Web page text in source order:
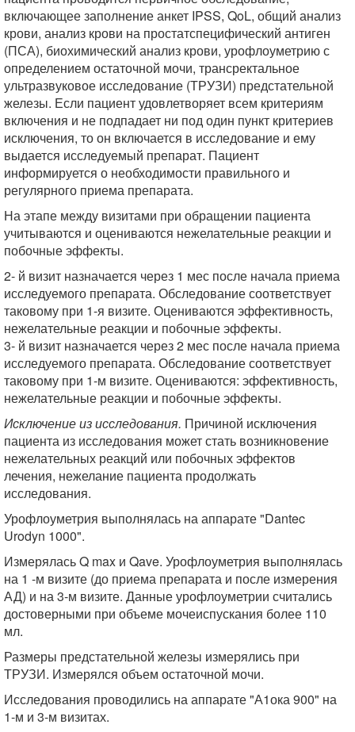
включающее заполнение анкет IPSS, QoL, общий анализ
крови, анализ крови на простатспецифический антиген
(ПСА), биохимический анализ крови, урофлоуметрию с
определением остаточной мочи, трансректальное
ультразвуковое исследование (ТРУЗИ) предстательной
железы. Если пациент удовлетворяет всем критериям
включения и не подпадает ни под один пункт критериев
исключения, то он включается в исследование и ему
выдается исследуемый препарат. Пациент
информируется о необходимости правильного и
регулярного приема препарата.
На этапе между визитами при обращении пациента
учитываются и оцениваются нежелательные реакции и
побочные эффекты.
2- й визит назначается через 1 мес после начала приема
исследуемого препарата. Обследование соответствует
таковому при 1-я визите. Оцениваются эффективность,
нежелательные реакции и побочные эффекты.
3- й визит назначается через 2 мес после начала приема
исследуемого препарата. Обследование соответствует
таковому при 1-м визите. Оцениваются: эффективность,
нежелательные реакции и побочные эффекты.
Исключение из исследования. Причиной исключения
пациента из исследования может стать возникновение
нежелательных реакций или побочных эффектов
лечения, нежелание пациента продолжать
исследования.
Урофлоуметрия выполнялась на аппарате "Dantec
Urodyn 1000".
Измерялась Q max и Qave. Урофлоуметрия выполнялась
на 1 -м визите (до приема препарата и после измерения
АД) и на 3-м визите. Данные урофлоуметрии считались
достоверными при объеме мочеиспускания более 110
мл.
Размеры предстательной железы измерялись при
ТРУЗИ. Измерялся объем остаточной мочи.
Исследования проводились на аппарате "А1ока 900" на
1-м и 3-м визитах.